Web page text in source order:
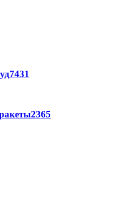
7431
2365